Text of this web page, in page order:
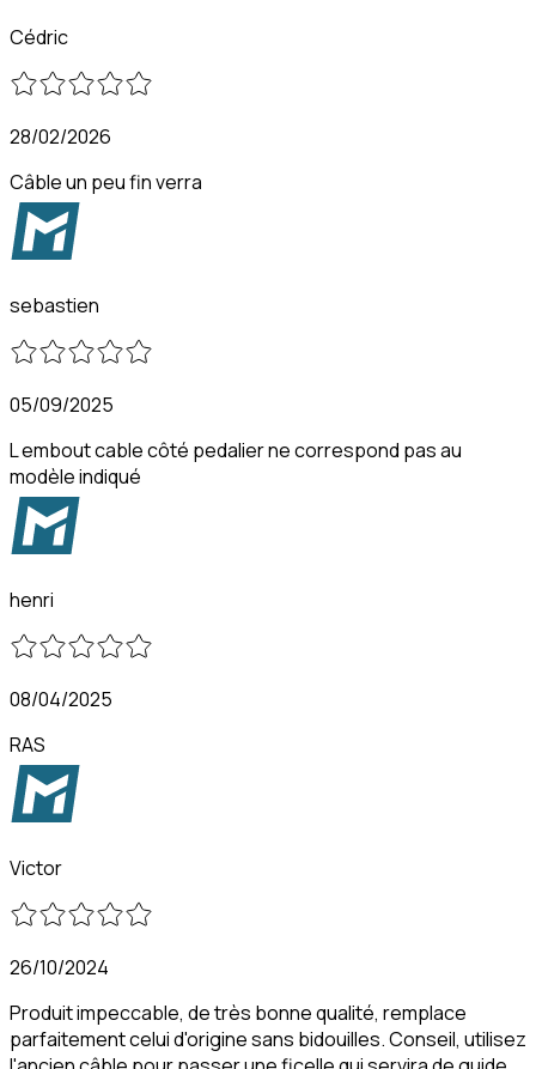
Cédric
28/02/2026
Câble un peu fin verra
sebastien
05/09/2025
L embout cable côté pedalier ne correspond pas au
modèle indiqué
henri
08/04/2025
RAS
Victor
26/10/2024
Produit impeccable, de très bonne qualité, remplace
parfaitement celui d'origine sans bidouilles. Conseil, utilisez